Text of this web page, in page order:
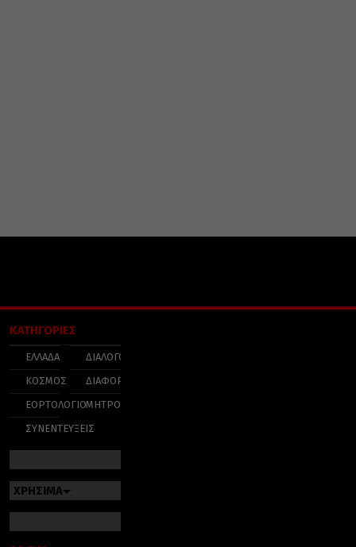
ΚΑΤΗΓΟΡΙΕΣ
ΕΛΛΑΔΑ
ΚΟΣΜΟΣ
ΕΟΡΤΟΛΟΓΙΟ
ΣΥΝΕΝΤΕΥΞΕΙΣ
ΔΙΑΛΟΓΟΣ
ΔΙΑΦΟΡΑ
ΜΗΤΡΟΠΟΛΕΙΣ
ΧΡΗΣΙΜΑ